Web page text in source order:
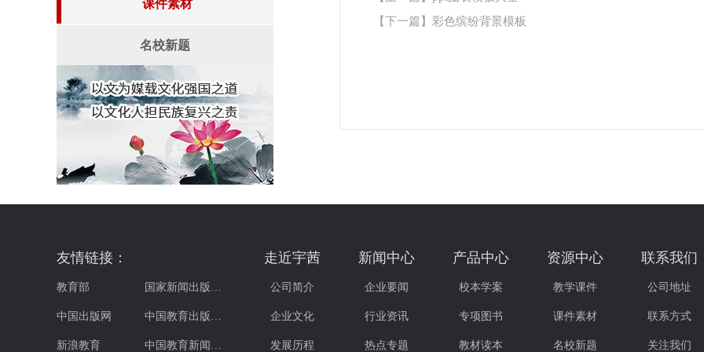
课件素材
名校新题
【下一篇】 彩色缤纷背景模板
友情链接：
教育部 国家新闻出版…
中国出版网 中国教育出版…
新浪教育 中国教育新闻…
走近宇茜
公司简介
企业文化
发展历程
新闻中心
企业要闻
行业资讯
热点专题
产品中心
校本学案
专项图书
教材读本
资源中心
教学课件
课件素材
名校新题
联系我们
公司地址
联系方式
关注我们